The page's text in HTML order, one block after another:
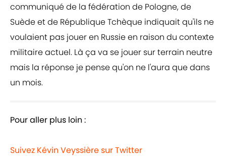
communiqué de la fédération de Pologne, de
Suède et de République Tchèque indiquait qu'ils ne
voulaient pas jouer en Russie en raison du contexte
militaire actuel. Là ça va se jouer sur terrain neutre
mais la réponse je pense qu'on ne l'aura que dans
un mois.
Pour aller plus loin :
Suivez Kévin Veyssière sur Twitter